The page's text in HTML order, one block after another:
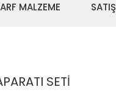
MALZEME
SETİ